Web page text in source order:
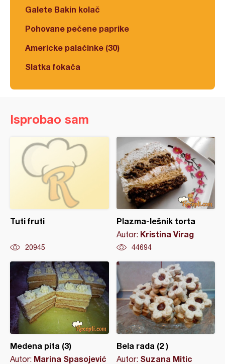
Galete Bakin kolač
Pohovane pečene paprike
Americke palačinke (30)
Slatka fokača
Isprobao sam
Tuti fruti
20945
Plazma-lešnik torta
Autor: Kristina Virag
44694
Medena pita (3)
Autor: Marina Spasojević
Bela rada (2 )
Autor: Suzana Mitic